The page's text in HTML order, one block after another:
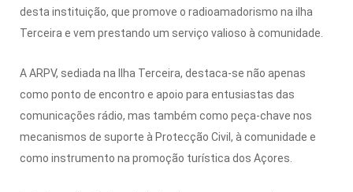
desta instituição, que promove o radioamadorismo na ilha
Terceira e vem prestando um serviço valioso à comunidade.
A ARPV, sediada na Ilha Terceira, destaca-se não apenas
como ponto de encontro e apoio para entusiastas das
comunicações rádio, mas também como peça-chave nos
mecanismos de suporte à Protecção Civil, à comunidade e
como instrumento na promoção turística dos Açores.